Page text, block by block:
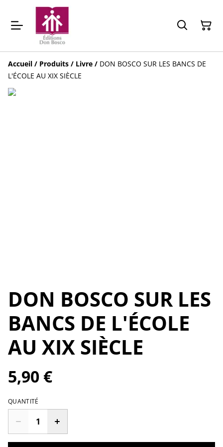
Accueil / Produits / Livre / DON BOSCO SUR LES BANCS DE
L'ÉCOLE AU XIX SIÈCLE
DON BOSCO SUR LES
BANCS DE L'ÉCOLE
AU XIX SIÈCLE
5,90 €
QUANTITÉ